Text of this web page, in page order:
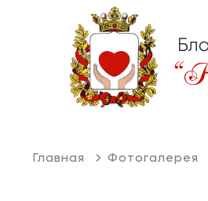
Главная Фотогалерея